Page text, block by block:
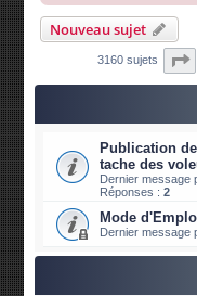
Nouveau sujet
3160 sujets
Publication
tache des
Dernier message
Réponses :2
Mode
Dernier message